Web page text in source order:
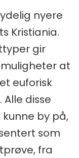
nyere
Kristiania.
gir
at
euforisk
disse
by på,
som
fra